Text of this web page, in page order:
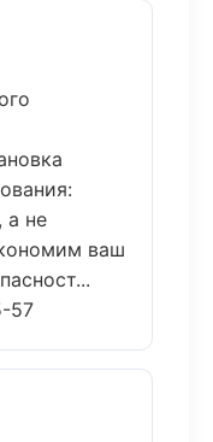
а не
ваш
57